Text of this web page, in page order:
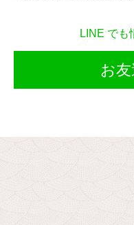
LINE でも
お